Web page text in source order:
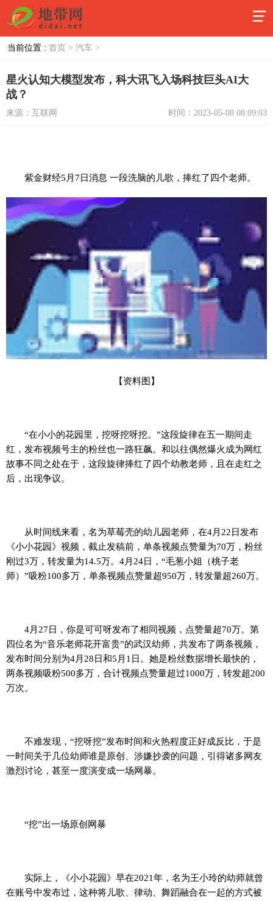
当前位置 : 首页 > 汽车 >
星火认知大模型发布，科大讯飞入场科技巨头AI大
战？
来源：互联网 时间：2023-05-08 08:09:03
紫金财经5月7日消息 一段洗脑的儿歌，捧红了四个老师。
【资料图】
“在小小的花园里，挖呀挖呀挖。”这段旋律在五一期间走
红，发布视频号主的粉丝也一路狂飙。和以往偶然爆火成为网红
故事不同之处在于，这段旋律捧红了四个幼教老师，且在走红之
后，出现争议。
从时间线来看，名为草莓壳的幼儿园老师，在4月22日发布
《小小花园》视频，截止发稿前，单条视频点赞量为70万，粉丝
刚过3万，转发量为14.5万。4月24日，“毛葱小姐（桃子老
师）”吸粉100多万，单条视频点赞量超950万，转发量超260万。
4月27日，你是可可呀发布了相同视频，点赞量超70万。第
四位名为“音乐老师花开富贵”的武汉幼师，共发布了两条视频，
发布时间分别为4月28日和5月1日。她是粉丝数据增长最快的，
两条视频吸粉500多万，合计视频点赞量超过1000万，转发超200
万次。
不难发现，“挖呀挖”发布时间和火热程度正好成反比，于是
一时间关于几位幼师谁是原创、涉嫌抄袭的问题，引得诸多网友
激烈讨论，甚至一度演变成一场网暴。
“挖”出一场原创网暴
实际上，《小小花园》早在2021年，名为王小玲的幼师就曾
在账号中发布过，这种将儿歌、律动、舞蹈融合在一起的方式被